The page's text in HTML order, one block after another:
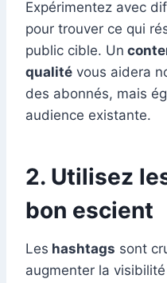
Expérimentez avec
pour trouver ce qui
public cible. Un
qualité vous aidera
des abonnés, mais
audience existante.
2. Utilisez
bon escient
Les hashtags sont
augmenter la